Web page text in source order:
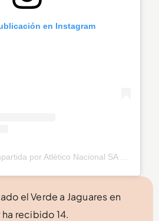
en Instagram
el Verde a Jaguares en
recibido 14.